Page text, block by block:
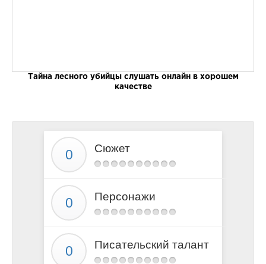
Тайна лесного убийцы слушать онлайн в хорошем
качестве
Сюжет
Персонажи
Писательский талант